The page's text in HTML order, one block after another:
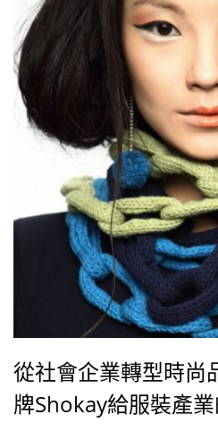
從社會企業轉型時尚
牌Shokay給服裝產